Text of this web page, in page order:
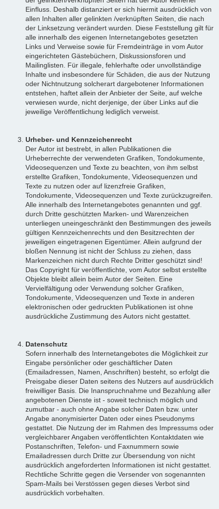
Einfluss. Deshalb distanziert er sich hiermit ausdrücklich von
allen Inhalten aller gelinkten /verknüpften Seiten, die nach
der Linksetzung verändert wurden. Diese Feststellung gilt für
alle innerhalb des eigenen Internetangebotes gesetzten
Links und Verweise sowie für Fremdeinträge in vom Autor
eingerichteten Gästebüchern, Diskussionsforen und
Mailinglisten. Für illegale, fehlerhafte oder unvollständige
Inhalte und insbesondere für Schäden, die aus der Nutzung
oder Nichtnutzung solcherart dargebotener Informationen
entstehen, haftet allein der Anbieter der Seite, auf welche
verwiesen wurde, nicht derjenige, der über Links auf die
jeweilige Veröffentlichung lediglich verweist.
Urheber- und Kennzeichenrecht
Der Autor ist bestrebt, in allen Publikationen die
Urheberrechte der verwendeten Grafiken, Tondokumente,
Videosequenzen und Texte zu beachten, von ihm selbst
erstellte Grafiken, Tondokumente, Videosequenzen und
Texte zu nutzen oder auf lizenzfreie Grafiken,
Tondokumente, Videosequenzen und Texte zurückzugreifen.
Alle innerhalb des Internetangebotes genannten und ggf.
durch Dritte geschützten Marken- und Warenzeichen
unterliegen uneingeschränkt den Bestimmungen des jeweils
gültigen Kennzeichenrechts und den Besitzrechten der
jeweiligen eingetragenen Eigentümer. Allein aufgrund der
bloßen Nennung ist nicht der Schluss zu ziehen, dass
Markenzeichen nicht durch Rechte Dritter geschützt sind!
Das Copyright für veröffentlichte, vom Autor selbst erstellte
Objekte bleibt allein beim Autor der Seiten. Eine
Vervielfältigung oder Verwendung solcher Grafiken,
Tondokumente, Videosequenzen und Texte in anderen
elektronischen oder gedruckten Publikationen ist ohne
ausdrückliche Zustimmung des Autors nicht gestattet.
Datenschutz
Sofern innerhalb des Internetangebotes die Möglichkeit zur
Eingabe persönlicher oder geschäftlicher Daten
(Emailadressen, Namen, Anschriften) besteht, so erfolgt die
Preisgabe dieser Daten seitens des Nutzers auf ausdrücklich
freiwilliger Basis. Die Inanspruchnahme und Bezahlung aller
angebotenen Dienste ist - soweit technisch möglich und
zumutbar - auch ohne Angabe solcher Daten bzw. unter
Angabe anonymisierter Daten oder eines Pseudonyms
gestattet. Die Nutzung der im Rahmen des Impressums oder
vergleichbarer Angaben veröffentlichten Kontaktdaten wie
Postanschriften, Telefon- und Faxnummern sowie
Emailadressen durch Dritte zur Übersendung von nicht
ausdrücklich angeforderten Informationen ist nicht gestattet.
Rechtliche Schritte gegen die Versender von sogenannten
Spam-Mails bei Verstössen gegen dieses Verbot sind
ausdrücklich vorbehalten.